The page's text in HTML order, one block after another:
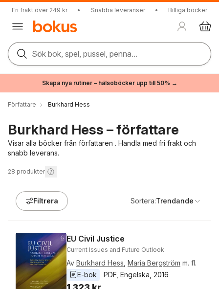
Fri frakt över 249 kr • Snabba leveranser • Billiga böcker
Sök bok, spel, pussel, penna...
Skapa nya rutiner – hälsoböcker upp till 50% →
Författare Burkhard Hess
Burkhard Hess – författare
Visar alla böcker från författaren . Handla med fri frakt och
snabb leverans.
28 produkter
Filtrera Sortera:Trendande
EU Civil Justice
Current Issues and Future Outlook
Av Burkhard Hess Maria Bergström m. fl.
E-bok
PDF Engelska 2016